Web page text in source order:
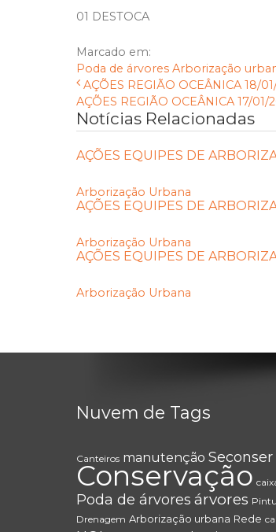
01 DESTOCA
Marcado em:
Poda de árvores Arborização
AÇÕES REGIÃO OCEÂNICA 18/
AÇÕES REGIÃO OCEÂNICA 17/01/
Notícias Relacionadas
AÇÕES EQUIPES DE
Arborização Urbana
AÇÕES EQUIPES DE
Arborização Urbana
AÇÕES EQUIPES DE
Arborização Urbana
Nuvem de Tags
Canteiros manutenção Seconser
Conservação
Poda de árvores árvores
Drenagem Arborização urbana Rede